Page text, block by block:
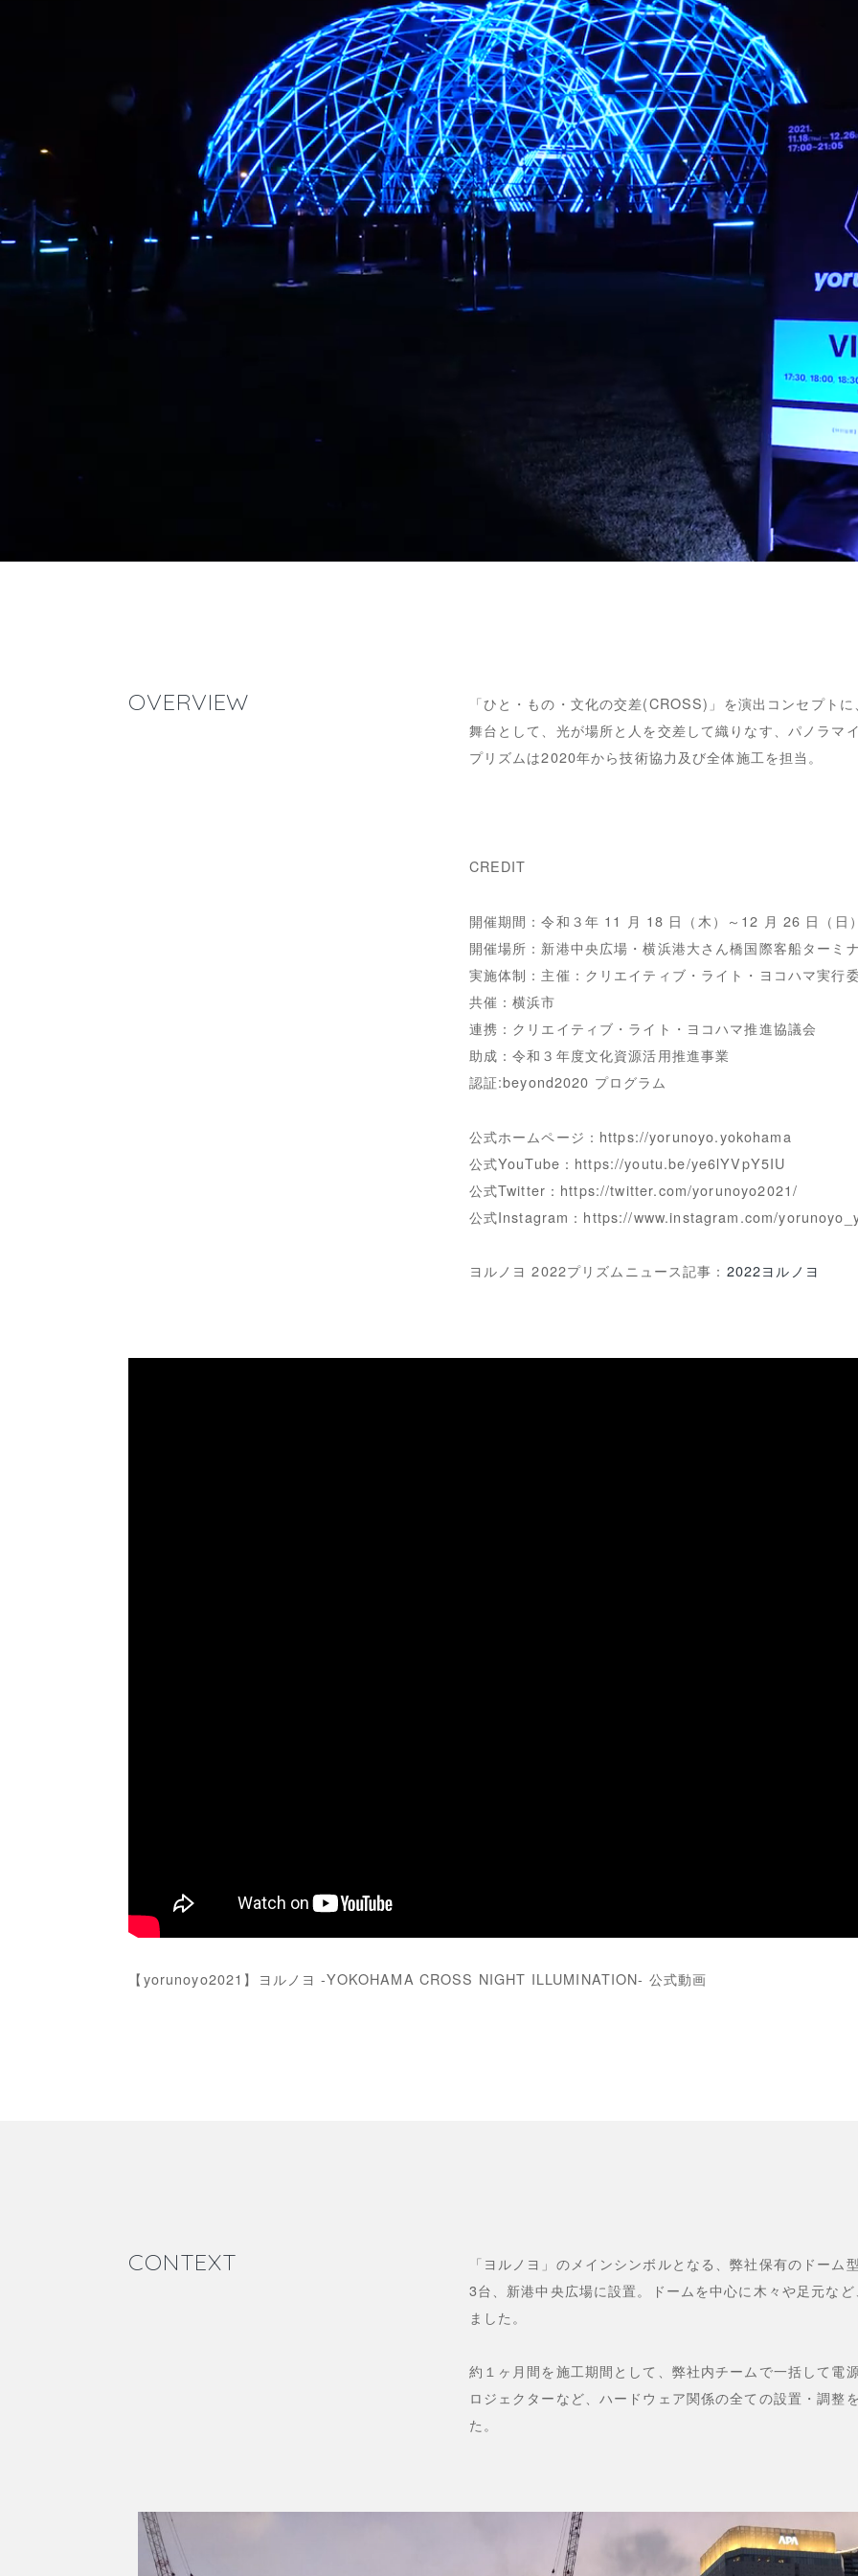
OVERVIEW
「ひと・もの・文化の交差(CROSS)」を演出コンセプト
舞台として、光が場所と人を交差して織りなす、パノラマ
プリズムは2020年から技術協力及び全体施工を担当。
CREDIT
開催期間：令和３年 11 月 18 日（木）～12 月 26 日（日
開催場所：新港中央広場・横浜港大さん橋国際客船ターミ
実施体制：主催：クリエイティブ・ライト・ヨコハマ実行
共催：横浜市
連携：クリエイティブ・ライト・ヨコハマ推進協議会
助成：令和３年度文化資源活用推進事業
認証:beyond2020 プログラム
公式ホームページ：https://yorunoyo.yokohama
公式YouTube：https://youtu.be/ye6lYVpY5IU
公式Twitter：https://twitter.com/yorunoyo2021/
公式Instagram：https://www.instagram.com/
ヨルノヨ 2022プリズムニュース記事： 2022ヨルノヨ
【yorunoyo2021】ヨルノヨ -YOKOHAMA CROSS NIGHT ILLUMINATION- 公式動画
CONTEXT
「ヨルノヨ」のメインシンボルとなる、弊社保有のドー
3台、新港中央広場に設置。ドームを中心に木々や足元な
ました。
約１ヶ月間を施工期間として、弊社内チームで一括して電
ロジェクターなど、ハードウェア関係の全ての設置・調整
た。